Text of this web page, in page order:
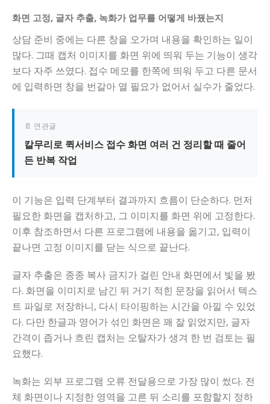
화면 고정, 글자 추출, 녹화가 업무를 어떻게 바꿨는지
상담 준비 중에는 다른 창을 오가며 내용을 확인하는 일이
많다. 그때 캡처 이미지를 화면 위에 띄워 두는 기능이 생각
보다 자주 쓰였다. 접수 메모를 한쪽에 띄워 두고 다른 문서
에 입력하면 창을 번갈아 열 필요가 없어서 실수가 줄었다.
📄 연관글
칼무리로 퀵서비스 접수 화면 여러 건 정리할 때 줄어
든 반복 작업
이 기능은 입력 단계부터 결과까지 흐름이 단순하다. 먼저
필요한 화면을 캡처하고, 그 이미지를 화면 위에 고정한다.
이후 참조하면서 다른 프로그램에 내용을 옮기고, 입력이
끝나면 고정 이미지를 닫는 식으로 끝난다.
글자 추출은 종종 복사 금지가 걸린 안내 화면에서 빛을 봤
다. 화면을 이미지로 남긴 뒤 거기 적힌 문장을 읽어서 텍스
트 파일로 저장하니, 다시 타이핑하는 시간을 아낄 수 있었
다. 다만 한글과 영어가 섞인 화면은 꽤 잘 읽었지만, 글자
간격이 좁거나 흐린 캡처는 오탈자가 생겨 한 번 검토는 필
요했다.
녹화는 외부 프로그램 오류 전달용으로 가장 많이 썼다. 전
체 화면이나 지정한 영역을 고른 뒤 소리를 포함할지 정하